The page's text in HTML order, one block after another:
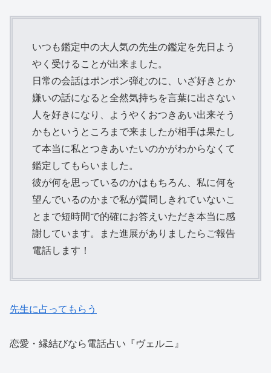
いつも鑑定中の大人気の先生の鑑定を先日よう
やく受けることが出来ました。
日常の会話はポンポン弾むのに、いざ好きとか
嫌いの話になると全然気持ちを言葉に出さない
人を好きになり、ようやくおつきあい出来そう
かもというところまで来ましたが相手は果たし
て本当に私とつきあいたいのかがわからなくて
鑑定してもらいました。
彼が何を思っているのかはもちろん、私に何を
望んでいるのかまで私が質問しきれていないこ
とまで短時間で的確にお答えいただき本当に感
謝しています。また進展がありましたらご報告
電話します！
先生に占ってもらう
恋愛・縁結びなら電話占い『ヴェルニ』